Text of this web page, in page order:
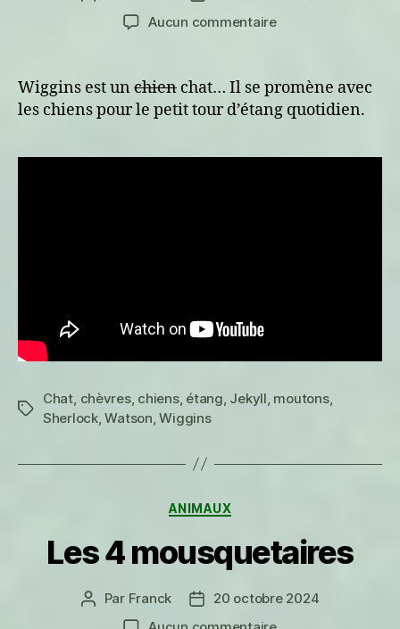
l’article
Aucun commentairesur
chiens
promènent
leur
Wiggins est un chien chat… Il se promène avec
les chiens pour le petit tour d’étang quotidien.
Étiquettes
Chat, chèvres, chiens, étang, Jekyll, moutons,
Sherlock,Watson,Wiggins
Catégories
ANIMAUX
Les 4 mousquetaires
Auteur
Par Franck
Date20 octobre 2024